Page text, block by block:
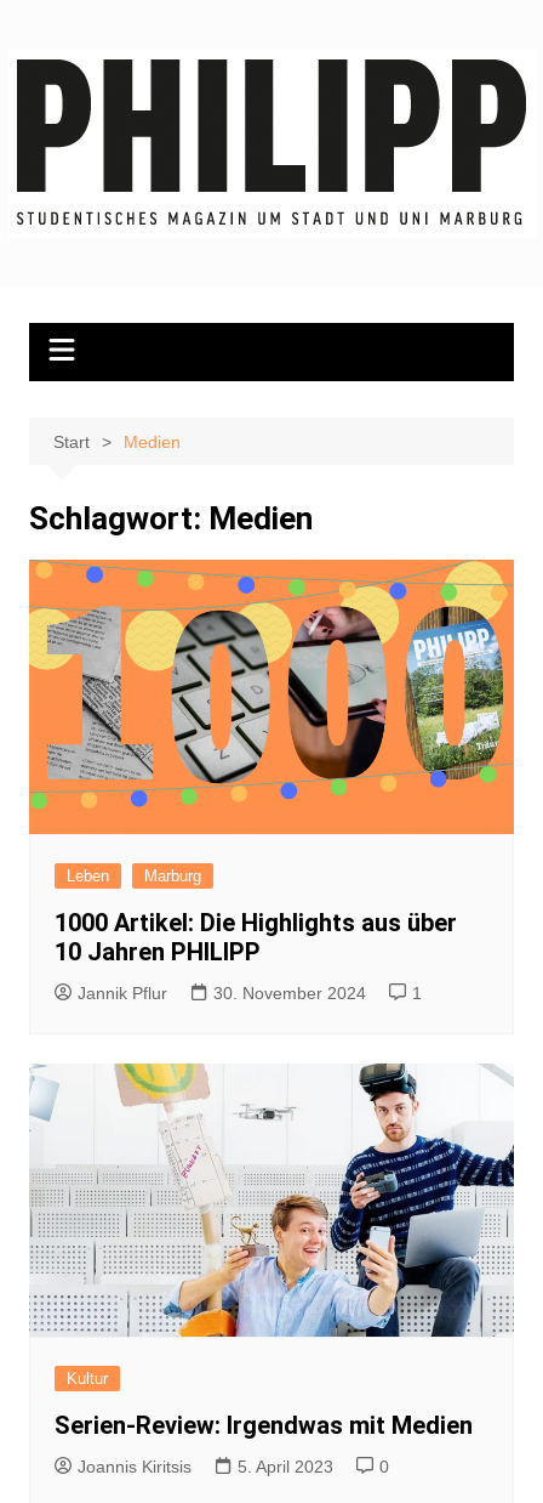
Start Medien
Schlagwort: Medien
Leben Marburg
1000 Artikel: Die Highlights aus über
10 Jahren PHILIPP
Jannik Pflur 30. November 2024 1
Kultur
Serien-Review: Irgendwas mit Medien
Joannis Kiritsis 5. April 2023 0